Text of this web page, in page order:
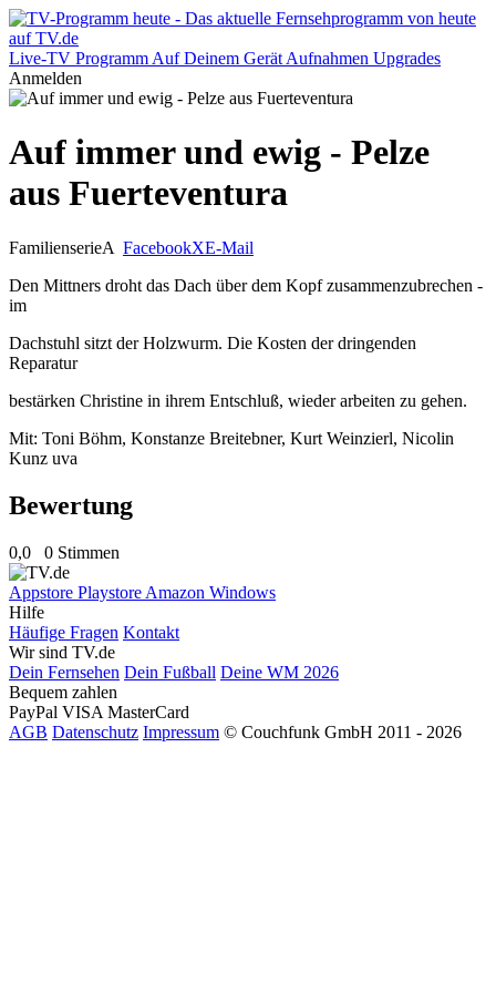
Live-TV Programm Auf Deinem Gerät Aufnahmen Upgrades
Anmelden
Auf immer und ewig - Pelze
aus Fuerteventura
FamilienserieA FacebookXE-Mail
Den Mittners droht das Dach über dem Kopf zusammenzubrechen -
im
Dachstuhl sitzt der Holzwurm. Die Kosten der dringenden
Reparatur
bestärken Christine in ihrem Entschluß, wieder arbeiten zu gehen.
Mit: Toni Böhm, Konstanze Breitebner, Kurt Weinzierl, Nicolin
Kunz uva
Bewertung
0,0 0 Stimmen
Appstore Playstore Amazon Windows
Hilfe
Häufige Fragen Kontakt
Wir sind TV.de
Dein Fernsehen Dein Fußball Deine WM 2026
Bequem zahlen
PayPal VISA MasterCard
AGB Datenschutz Impressum © Couchfunk GmbH 2011 - 2026